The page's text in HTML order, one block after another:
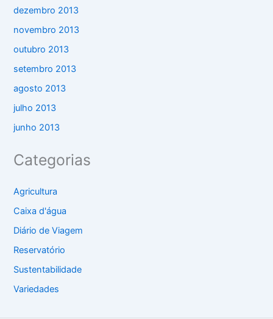
dezembro 2013
novembro 2013
outubro 2013
setembro 2013
agosto 2013
julho 2013
junho 2013
Categorias
Agricultura
Caixa d'água
Diário de Viagem
Reservatório
Sustentabilidade
Variedades